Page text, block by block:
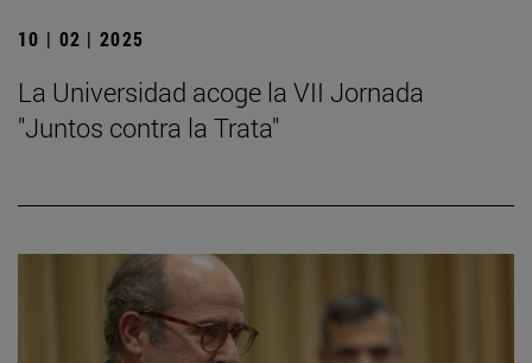
10 | 02 | 2025
La Universidad acoge la VII Jornada
"Juntos contra la Trata"